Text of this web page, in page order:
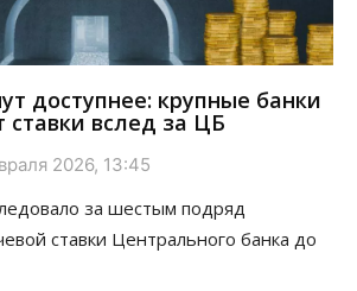
доступнее: крупные банки
ставки вслед за ЦБ
2026, 13:45
за шестым подряд
ставки Центрального банка до